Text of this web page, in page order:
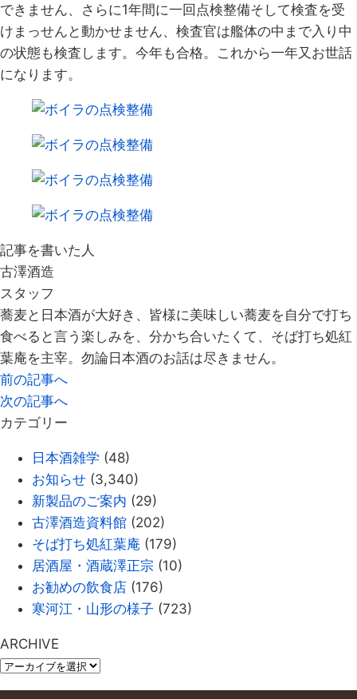
できません、さらに1年間に一回点検整備そして検査を受
けまっせんと動かせません、検査官は艦体の中まで入り中
の状態も検査します。今年も合格。これから一年又お世話
になります。
記事を書いた人
古澤酒造
スタッフ
蕎麦と日本酒が大好き、皆様に美味しい蕎麦を自分で打ち
食べると言う楽しみを、分かち合いたくて、そば打ち処紅
葉庵を主宰。勿論日本酒のお話は尽きません。
前の記事へ
次の記事へ
カテゴリー
日本酒雑学 (48)
お知らせ (3,340)
新製品のご案内 (29)
古澤酒造資料館 (202)
そば打ち処紅葉庵 (179)
居酒屋・酒蔵澤正宗 (10)
お勧めの飲食店 (176)
寒河江・山形の様子 (723)
ARCHIVE